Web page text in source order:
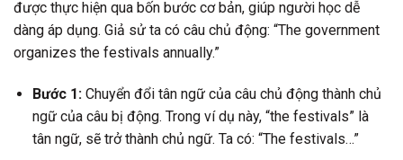
được thực hiện qua bốn bước cơ bản, giúp người học dễ
dàng áp dụng. Giả sử ta có câu chủ động: “The government
organizes the festivals annually.”
Bước 1:Chuyển đổi tân ngữ của câu chủ động thành chủ
ngữ của câu bị động. Trong ví dụ này, “the festivals” là
tân ngữ, sẽ trở thành chủ ngữ. Ta có: “The festivals…”